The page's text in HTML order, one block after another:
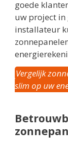
goede
uw project in
installateur
Vergelijk
slim op uw